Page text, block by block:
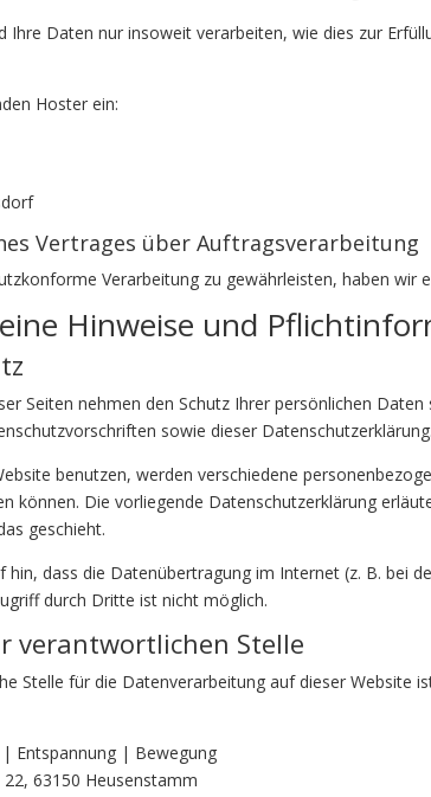
Ihre Daten nur insoweit verarbeiten, wie dies zur
Hoster ein:
Vertrages über Auftragsverarbeitung
Verarbeitung zu gewährleisten, haben
Hinweise und
Seiten nehmen den Schutz Ihrer persönlichen
sowie dieser Datenschutzerklärung.
benutzen, werden verschiedene
können. Die vorliegende Datenschutzerklärung
geschieht.
hin, dass die Datenübertragung im Internet (z. B. bei
durch Dritte ist nicht möglich.
verantwortlichen Stelle
Stelle für die Datenverarbeitung auf dieser Website
Entspannung | Bewegung
22,63150 Heusenstamm